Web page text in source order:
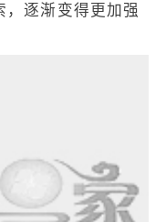
逐渐变得更加强